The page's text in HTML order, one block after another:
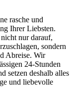
rasche und
Ihrer Liebsten.
nur darauf,
sondern
Abreise. Wir
24-Stunden
setzen deshalb alles
und liebevolle